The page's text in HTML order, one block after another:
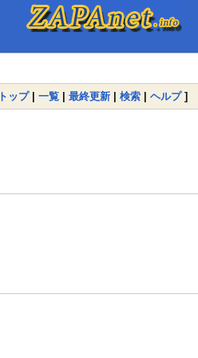
トップ| 一覧 | 最終更新 | 検索 | ヘルプ]